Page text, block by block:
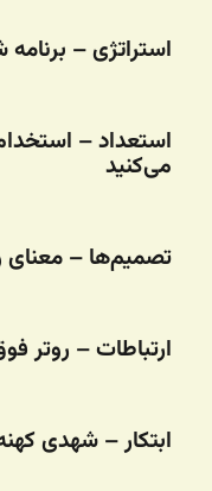
استراتژی –
استعداد –
می‌کنید
تصمیم‌ها – معنای
ارتباطات – روتر
ابتکار – شهدی